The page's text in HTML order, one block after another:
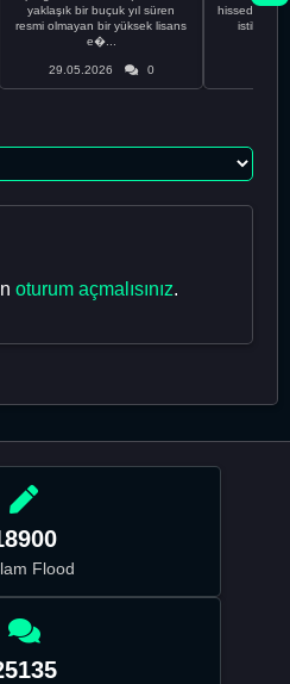
yaklaşık bir buçuk yıl süren
resmi olmayan bir yüksek lisans
e�...
29.05.2026 0
oturum açmalısınız.
Flood